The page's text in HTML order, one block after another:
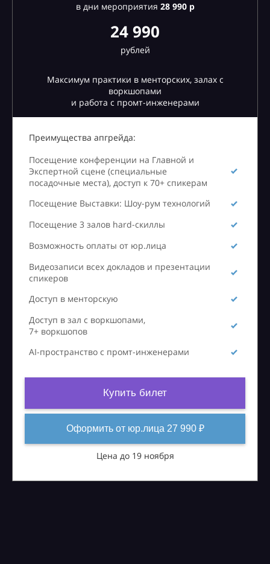
в дни мероприятия 28990 р
24 990
рублей
Максимум практики в менторских, залах с
воркшопами
и работа с промт-инженерами
Преимущества апгрейда:
Посещение конференции на Главной и
Экспертной сцене (специальные
посадочные места), доступ к 70+ спикерам
Посещение Выставки: Шоу-рум технологий
Посещение 3 залов hard-скиллы
Возможность оплаты от юр.лица
Видеозаписи всех докладов и презентации
спикеров
Доступ в менторскую
Доступ в зал с воркшопами,
7+ воркшопов
AI-пространство с промт-инженерами
Купить билет
Оформить от юр.лица 27 990 ₽
Цена до 19 ноября